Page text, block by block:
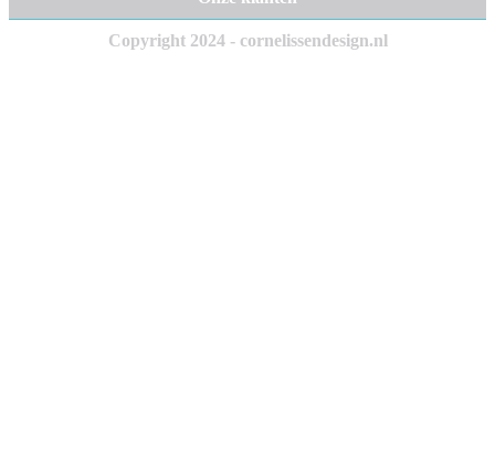
Copyright 2024 - cornelissendesign.nl